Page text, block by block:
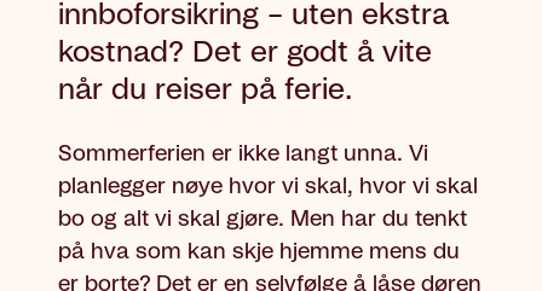
innboforsikring – uten ekstra
kostnad? Det er godt å vite
når du reiser på ferie.
Sommerferien er ikke langt unna. Vi
planlegger nøye hvor vi skal, hvor vi skal
bo og alt vi skal gjøre. Men har du tenkt
på hva som kan skje hjemme mens du
er borte? Det er en selvfølge å låse døren